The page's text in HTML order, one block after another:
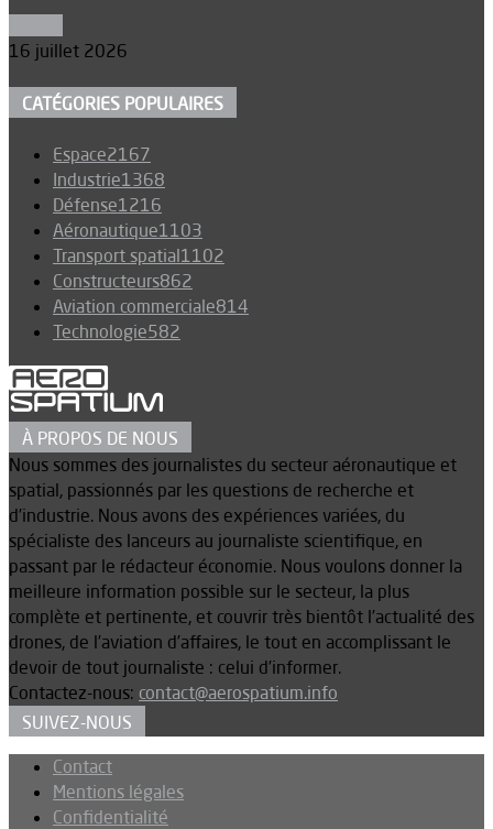
16 juillet 2026
CATÉGORIES POPULAIRES
Espace2167
Industrie1368
Défense1216
Aéronautique1103
Transport spatial1102
Constructeurs862
Aviation commerciale814
Technologie582
À PROPOS DE NOUS
Nous sommes des journalistes du secteur aéronautique et
spatial, passionnés par les questions de recherche et
d’industrie. Nous avons des expériences variées, du
spécialiste des lanceurs au journaliste scientifique, en
passant par le rédacteur économie. Nous voulons donner la
meilleure information possible sur le secteur, la plus
complète et pertinente, et couvrir très bientôt l’actualité des
drones, de l’aviation d’affaires, le tout en accomplissant le
devoir de tout journaliste : celui d’informer.
Contactez-nous: contact@aerospatium.info
SUIVEZ-NOUS
Contact
Mentions légales
Confidentialité